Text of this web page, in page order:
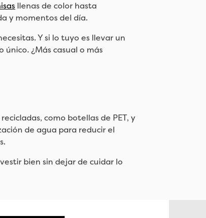
llenas de color hasta
y momentos del día.
Y si lo tuyo es llevar un
¿Más casual o más
como botellas de PET, y
de agua para reducir el
bien sin dejar de cuidar lo